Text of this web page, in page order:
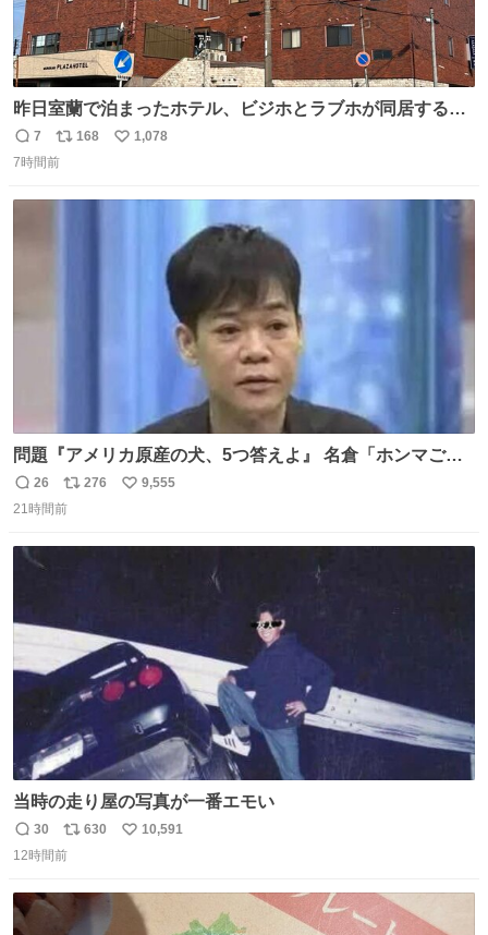
昨日室蘭で泊まったホテル、ビジホとラブホが同居する謎
形態だった。2階と3階の部屋数が異様に少ない。
返
信
7
リ
ポ
168
い
1,078
7時間前
問題『アメリカ原産の犬、5つ答えよ』 名倉「ホンマごめ
ん。 日本」
返
信
26
リ
ポ
276
い
9,555
21時間前
当時の走り屋の写真が一番エモい
返
信
30
リ
ポ
数
630
い
数
10,591
12時間前